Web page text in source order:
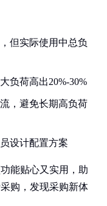
但实际使用中总负
负荷高出20%-30%
，避免长期高负荷
设计配置方案
能贴心又实用，助
购，发现采购新体